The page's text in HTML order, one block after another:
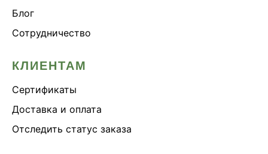
Блог
Сотрудничество
КЛИЕНТАМ
Сертификаты
Доставка и оплата
Отследить статус заказа